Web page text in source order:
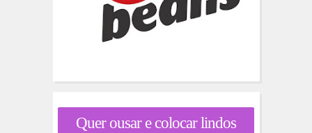
Quer ousar e colocar lindos